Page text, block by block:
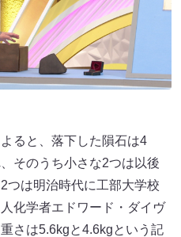
ると、落下した隕石は4
そのうち小さな2つは以後
つは明治時代に工部大学校
化学者エドワード・ダイヴ
さは5.6kgと4.6kgという記